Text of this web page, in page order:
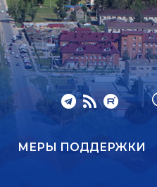
МЕРЫ ПОДДЕРЖКИ